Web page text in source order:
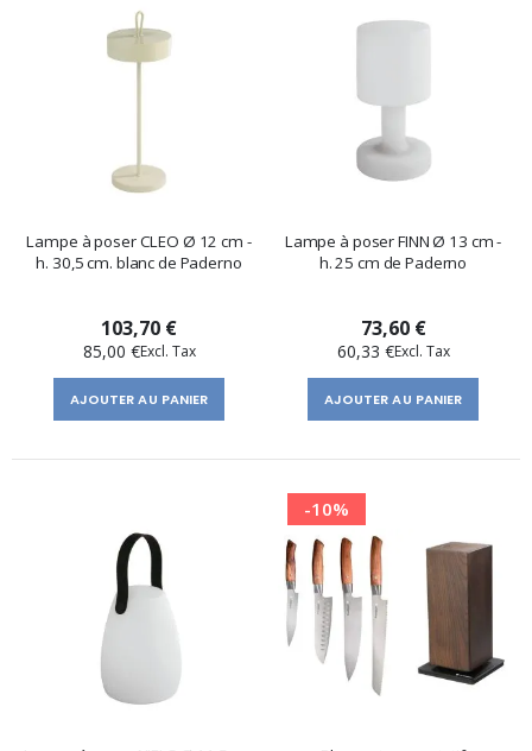
Lampe à poser CLEO Ø 12 cm -
h. 30,5 cm. blanc de Paderno
103,70 €
85,00 €
AJOUTER AU PANIER
Lampe à poser FINN Ø 13 cm -
h. 25 cm de Paderno
73,60 €
60,33 €
AJOUTER AU PANIER
-10%